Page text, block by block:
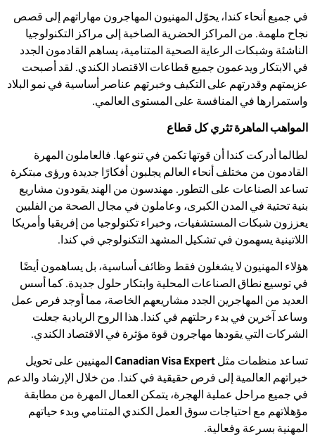
في جميع أنحاء كندا، يحوّل المهنيون المهاجرون مهاراتهم إلى قصص
نجاح ملهمة. من المراكز الحضرية الصاخبة إلى مراكز التكنولوجيا
الناشئة وشبكات الرعاية الصحية المتنامية، يساهم القادمون الجدد
في الابتكار ويدعمون جميع قطاعات الاقتصاد الكندي. لقد أصبحت
عزيمتهم وقدرتهم على التكيف وخبرتهم عناصر أساسية في نمو البلاد
واستمرارها في المنافسة على المستوى العالمي.
المواهب الماهرة تثري كل قطاع
لطالما أدركت كندا أن قوتها تكمن في تنوعها. فالعاملون المهرة
القادمون من مختلف أنحاء العالم يجلبون أفكارًا جديدة ورؤى مبتكرة
تساعد الصناعات على التطور. مهندسون من الهند يقودون مشاريع
بنية تحتية في المدن الكبرى، وعاملون في مجال الصحة من الفلبين
يعززون شبكات المستشفيات، وخبراء تكنولوجيا من إفريقيا وأمريكا
اللاتينية يسهمون في تشكيل المشهد التكنولوجي في كندا.
هؤلاء المهنيون لا يشغلون فقط وظائف أساسية، بل يساهمون أيضًا
في توسيع نطاق الصناعات المحلية وابتكار حلول جديدة. كما أسس
العديد من المهاجرين الجدد مشاريعهم الخاصة، مما أوجد فرص عمل
وساعد آخرين في بدء رحلتهم في كندا. هذا الروح الريادية جعلت
الشركات التي يقودها مهاجرون قوة مؤثرة في الاقتصاد الكندي.
تساعد منظمات مثلCanadian Visa Expertالمهنيين على تحويل
خبراتهم العالمية إلى فرص حقيقية في كندا. من خلال الإرشاد والدعم
في جميع مراحل عملية الهجرة، يتمكن العمال المهرة من مطابقة
مؤهلاتهم مع احتياجات سوق العمل الكندي المتنامي وبدء حياتهم
المهنية بسرعة وفعالية.